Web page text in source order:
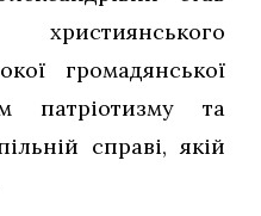
громадянської
патріотизму та
справі, якій